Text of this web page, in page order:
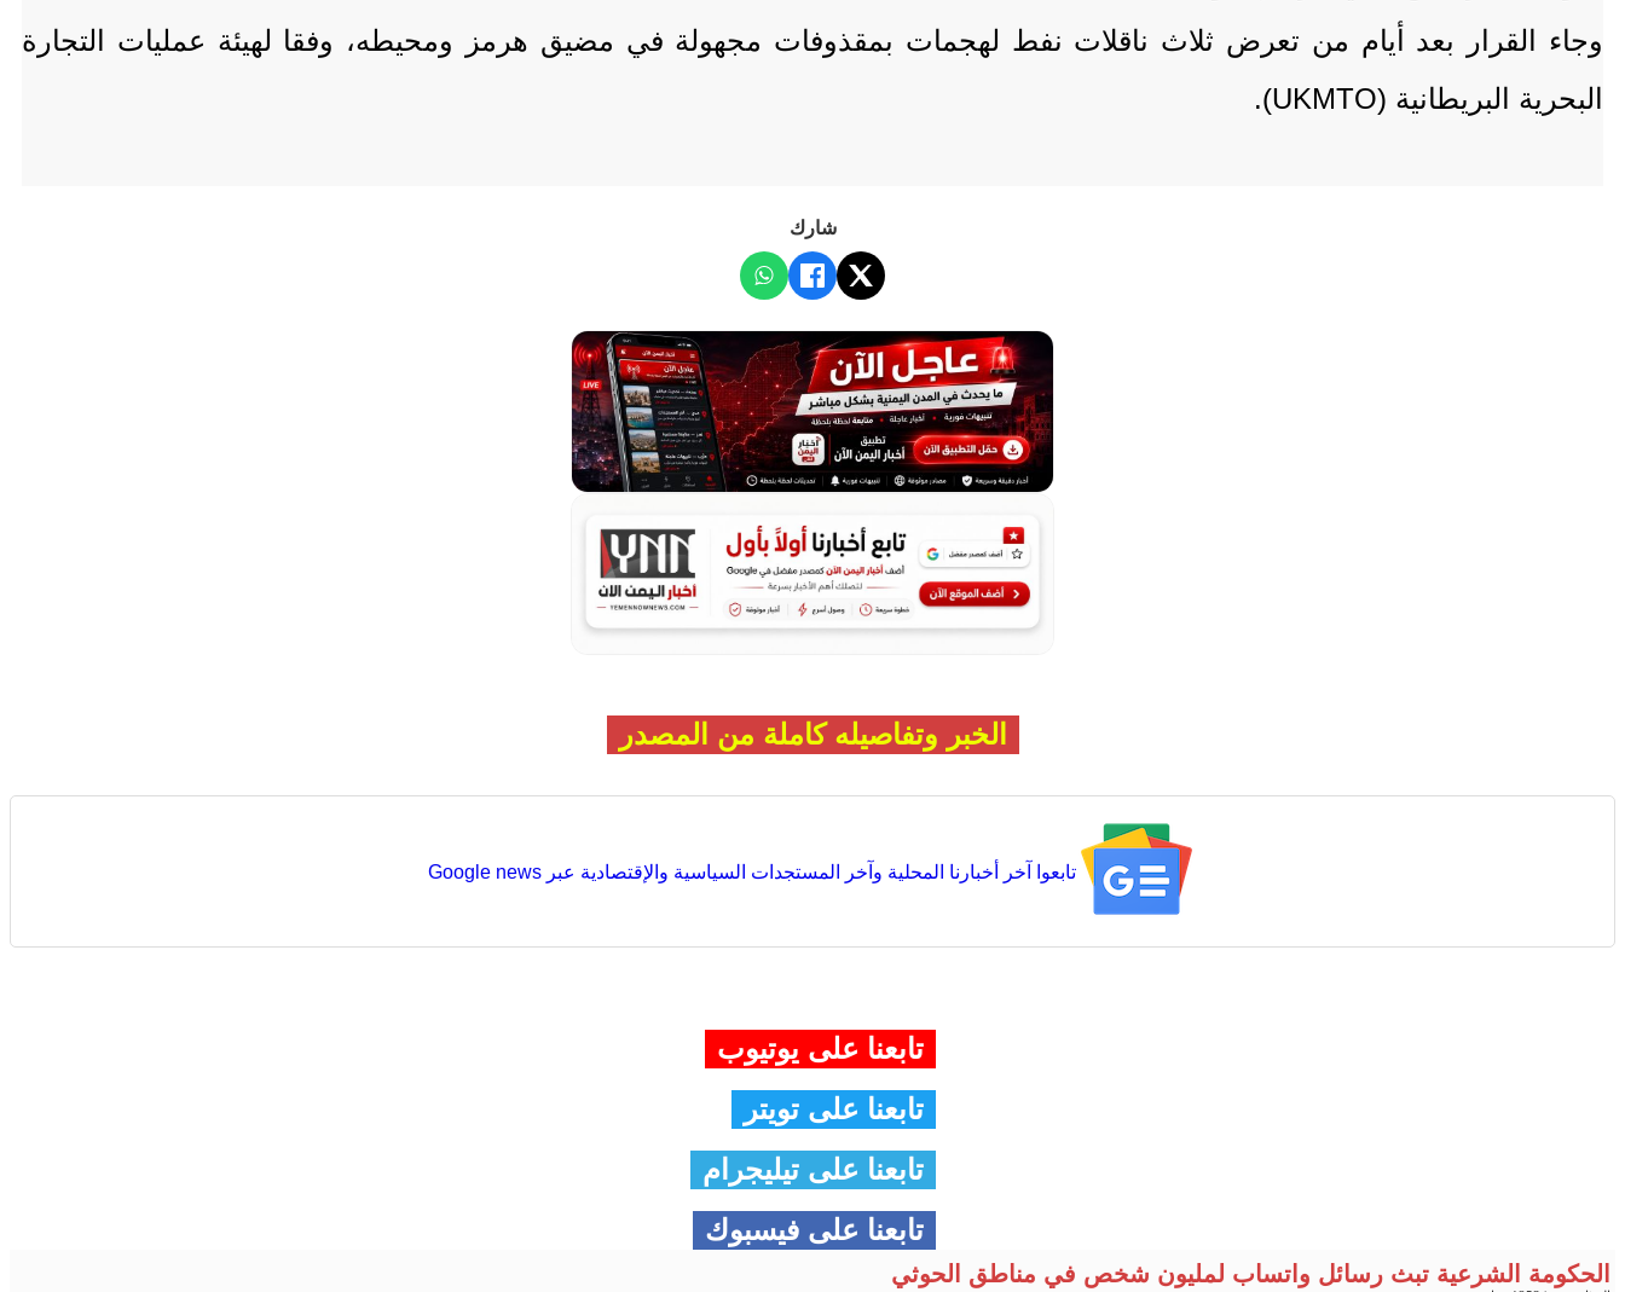
وجاء القرار بعد أيام من تعرض ثلاث ناقلات نفط لهجمات بمقذوفات مجهولة في مضيق هرمز ومحيطه، وفقا لهيئة عمليات التجارة
البحرية البريطانية (UKMTO).
شارك
الخبر وتفاصيله كاملة من المصدر
تابعوا آخر أخبارنا المحلية وآخر المستجدات السياسية والإقتصادية عبر Google news
تابعنا على يوتيوب
تابعنا على تويتر
تابعنا على تيليجرام
تابعنا على فيسبوك
الحكومة الشرعية تبث رسائل واتساب لمليون شخص في مناطق الحوثي